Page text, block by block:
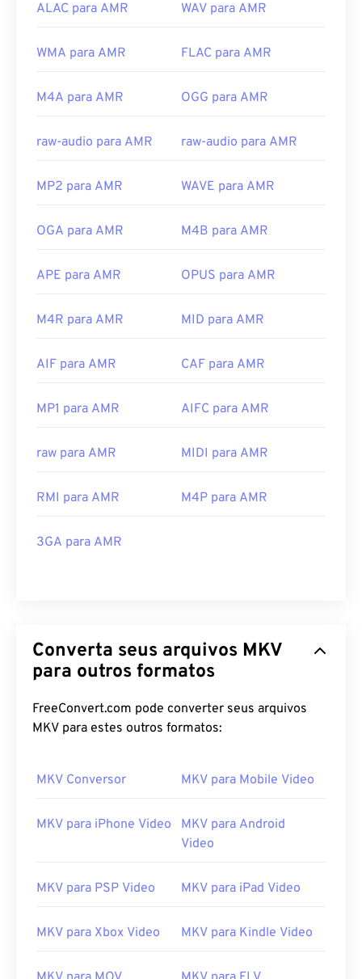
ALAC para AMR WAV para AMR
WMA para AMR FLAC para AMR
M4A para AMR OGG para AMR
raw-audio para AMR raw-audio para AMR
MP2 para AMR WAVE para AMR
OGA para AMR M4B para AMR
APE para AMR OPUS para AMR
M4R para AMR MID para AMR
AIF para AMR CAF para AMR
MP1 para AMR AIFC para AMR
raw para AMR MIDI para AMR
RMI para AMR M4P para AMR
3GA para AMR
Converta seus arquivos MKV
para outros formatos
FreeConvert.com pode converter seus arquivos
MKV para estes outros formatos:
MKV Conversor MKV para Mobile Video
MKV para iPhone Video
MKV para Android
Video
MKV para PSP Video MKV para iPad Video
MKV para Xbox Video MKV para Kindle Video